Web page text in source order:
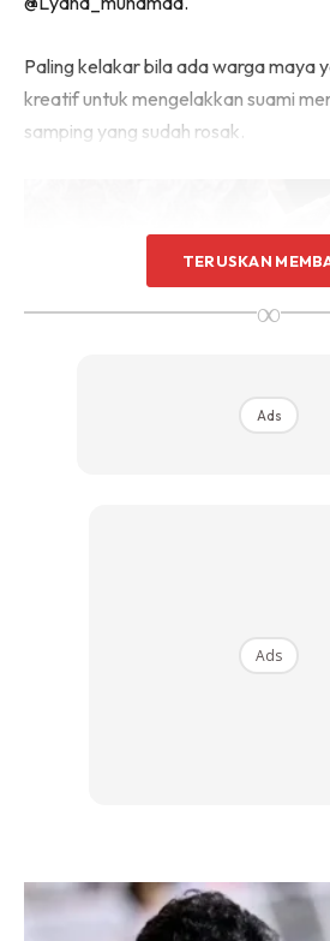
Paling kelakar bila ada warga maya
kreatif untuk mengelakkan suami
samping yang sudah rosak.
TERUSKAN
∞
Ads
Ads